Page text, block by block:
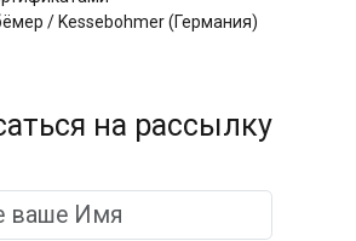
/ Kessebohmer (Германия)
на рассылку